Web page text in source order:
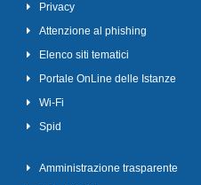
Privacy
Attenzione al phishing
Elenco siti tematici
Portale OnLine delle Istanze
Wi-Fi
Spid
Amministrazione trasparente